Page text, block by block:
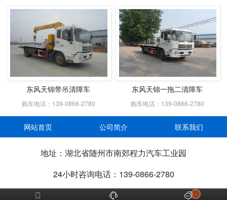
东风天锦带吊清障车
购车电话：139-0866-2780
东风天锦一拖二清障车
购车电话：139-0866-2780
网站首页 公司简介 联系我们
地址：湖北省随州市南郊程力汽车工业园
24小时咨询电话：139-0866-2780
   2